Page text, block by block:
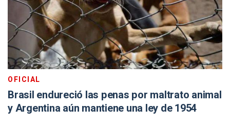
OFICIAL
Brasil endureció las penas por maltrato animal
y Argentina aún mantiene una ley de 1954